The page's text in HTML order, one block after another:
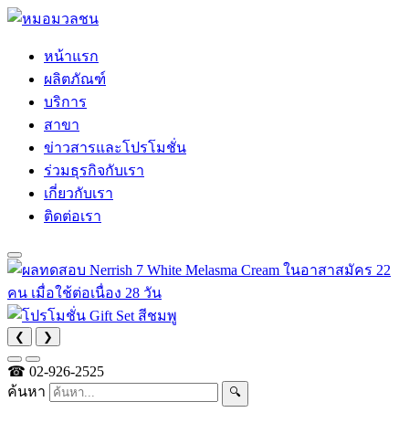
หน้าแรก
ผลิตภัณฑ์
บริการ
สาขา
ข่าวสารและโปรโมชั่น
ร่วมธุรกิจกับเรา
เกี่ยวกับเรา
ติดต่อเรา
❮ ❯
☎ 02-926-2525
ค้นหา
🔍